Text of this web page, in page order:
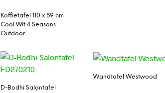
Koffietafel 110 x 59 cm
Cool Wit 4 Seasons
Outdoor
D-Bodhi Salontafel
Wandtafel Westwood